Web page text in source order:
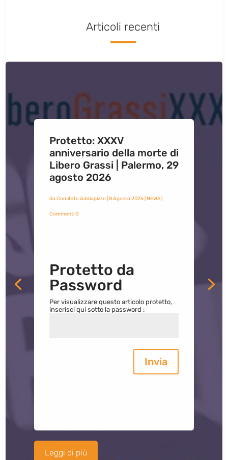
Articoli recenti
Protetto: XXXV
anniversario della morte di
Libero Grassi | Palermo, 29
agosto 2026
da Comitato Addiopizzo| 8 Agosto 2026| NEWS|
Commenti 0
Protetto da
Password
Per visualizzare questo articolo protetto,
inserisci qui sotto la password :
Invia
Leggi di più